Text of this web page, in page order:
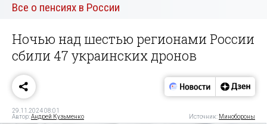
Все о пенсиях в России
Ночью над шестью регионами России
сбили 47 украинских дронов
29.11.2024 08:01
Автор:Андрей Кузьменко Источник: Минобороны